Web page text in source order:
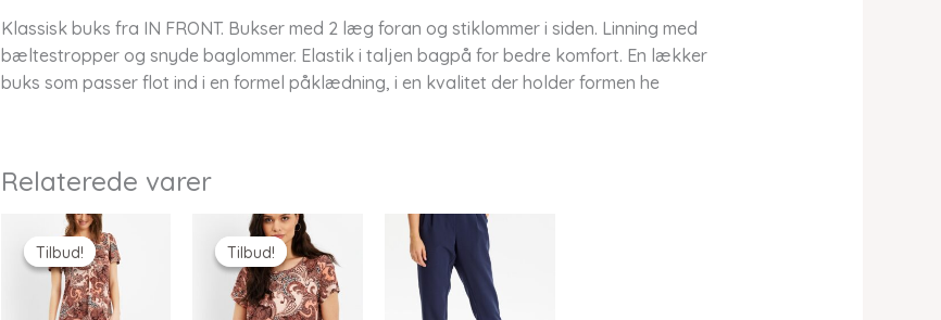
Klassisk buks fra IN FRONT. Bukser med 2 læg foran og stiklommer i siden. Linning med
bæltestropper og snyde baglommer. Elastik i taljen bagpå for bedre komfort. En lækker
buks som passer flot ind i en formel påklædning, i en kvalitet der holder formen he
Relaterede varer
Tilbud!
Tilbud! Tilbud!
Tilbud!